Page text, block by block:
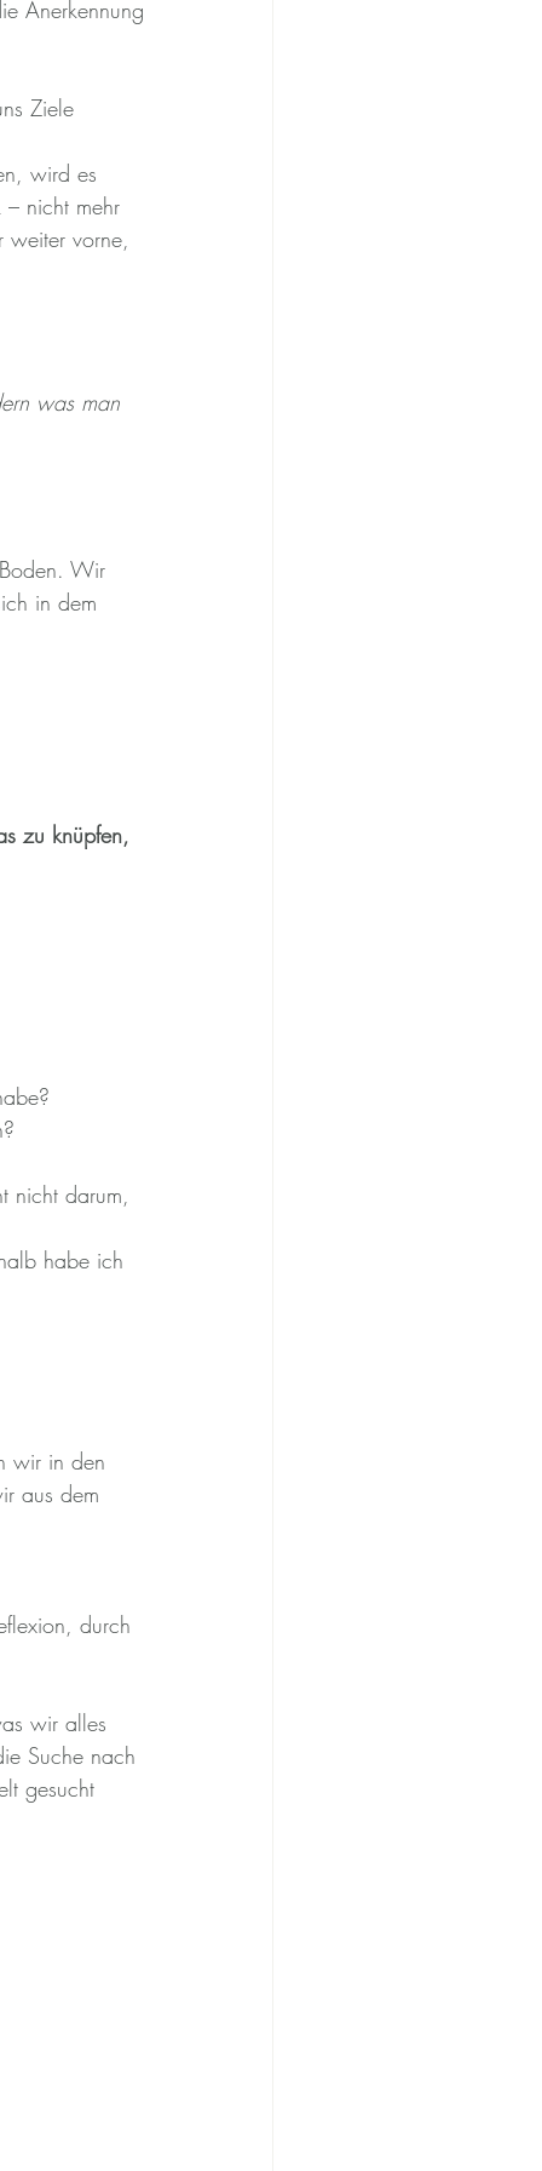
Anerkennung
Ziele
wird es
nicht mehr
vorne,
was man
Wir
in dem
zu knüpfen,
nicht darum,
habe ich
wir in den
aus dem
durch
wir alles
Suche nach
gesucht